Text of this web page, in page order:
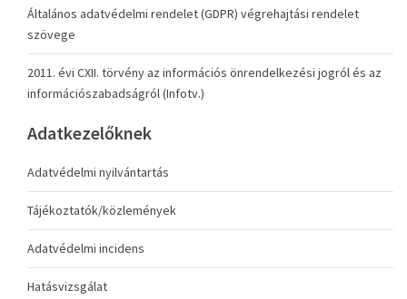
Általános adatvédelmi rendelet (GDPR) végrehajtási rendelet
szövege
2011. évi CXII. törvény az információs önrendelkezési jogról és az
információszabadságról (Infotv.)
Adatkezelőknek
Adatvédelmi nyilvántartás
Tájékoztatók/közlemények
Adatvédelmi incidens
Hatásvizsgálat